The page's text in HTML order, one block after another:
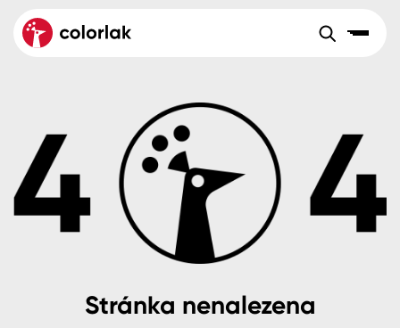
Velkoobchod Sortiment
Aktuality
Reference
O společnosti
Dřevo
Beton, asfalt, minerální podklady
Plast, sklo, keramika
Colorlak Dekor
Colorlak Profi
Colorlak Pta
Stránka nenalezena